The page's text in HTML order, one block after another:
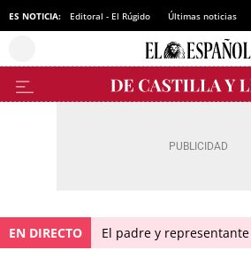
ES NOTICIA: Editoral - El Rúgido Últimas noticias
EN DIRECTO El padre y